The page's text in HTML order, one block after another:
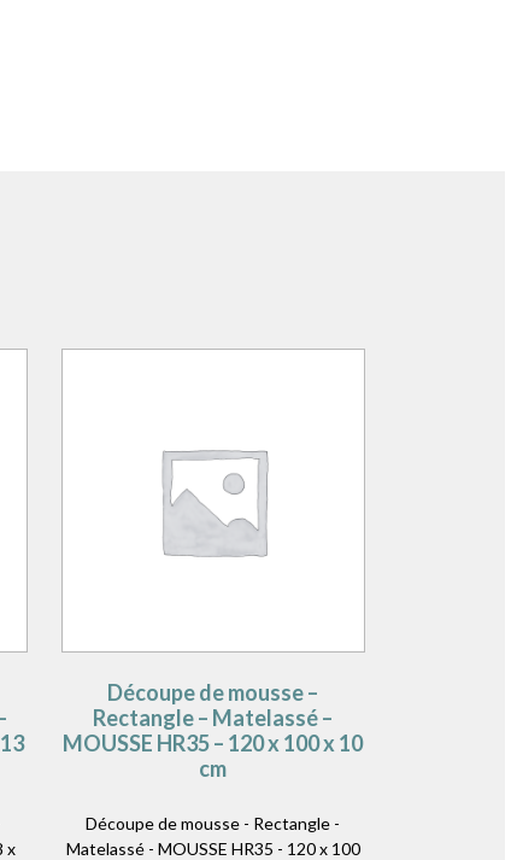
x
Découpe de mousse –
Rectangle – Matelassé –
MOUSSE HR35 – 120 x 100 x 10
cm
Découpe de mousse - Rectangle -
Matelassé - MOUSSE HR35 - 120 x 100